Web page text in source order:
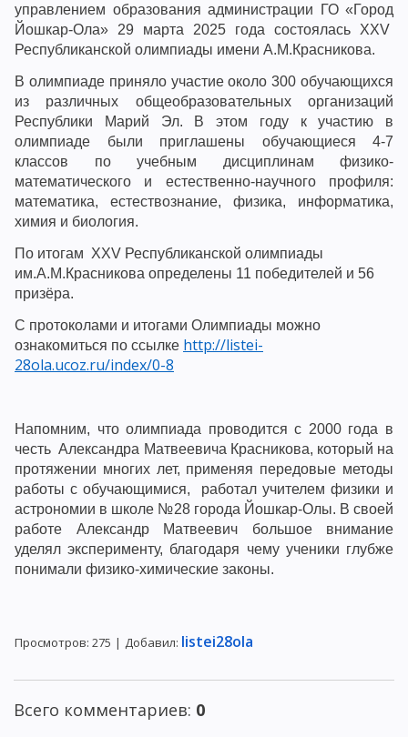
управлением образования администрации ГО «Город
Йошкар-Ола» 29 марта 2025 года состоялась XXV
Республиканской олимпиады имени А.М.Красникова.
В олимпиаде приняло участие около 300 обучающихся
из различных общеобразовательных организаций
Республики Марий Эл. В этом году к участию в
олимпиаде были приглашены обучающиеся 4-7
классов по учебным дисциплинам физико-
математического и естественно-научного профиля:
математика, естествознание, физика, информатика,
химия и биология.
По итогам XXV Республиканской олимпиады
им.А.М.Красникова определены 11 победителей и 56
призёра.
С протоколами и итогами Олимпиады можно
ознакомиться по ссылке http://listei-
28ola.ucoz.ru/index/0-8
Напомним, что олимпиада проводится с 2000 года в
честь Александра Матвеевича Красникова, который на
протяжении многих лет, применяя передовые методы
работы с обучающимися, работал учителем физики и
астрономии в школе №28 города Йошкар-Олы. В своей
работе Александр Матвеевич большое внимание
уделял эксперименту, благодаря чему ученики глубже
понимали физико-химические законы.
Просмотров: 275 | Добавил: listei28ola
Всего комментариев: 0